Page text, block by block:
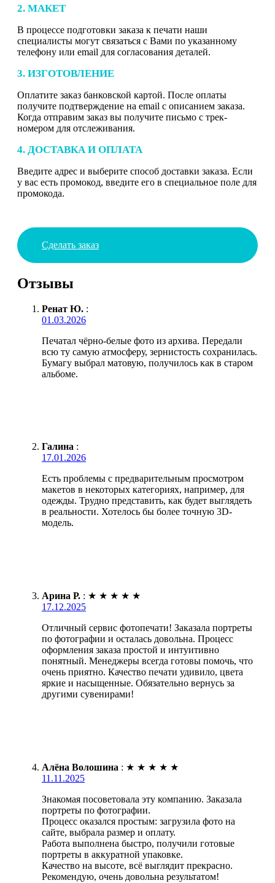
2. МАКЕТ
В процессе подготовки заказа к печати наши
специалисты могут связаться с Вами по указанному
телефону или email для согласования деталей.
3. ИЗГОТОВЛЕНИЕ
Оплатите заказ банковской картой. После оплаты
получите подтверждение на email с описанием заказа.
Когда отправим заказ вы получите письмо с трек-
номером для отслеживания.
4. ДОСТАВКА И ОПЛАТА
Введите адрес и выберите способ доставки заказа. Если
у вас есть промокод, введите его в специальное поле для
промокода.
Сделать заказ
Отзывы
Ренат Ю. :
01.03.2026
Печатал чёрно-белые фото из архива. Передали
всю ту самую атмосферу, зернистость сохранилась.
Бумагу выбрал матовую, получилось как в старом
альбоме.
Галина :
17.01.2026
Есть проблемы с предварительным просмотром
макетов в некоторых категориях, например, для
одежды. Трудно представить, как будет выглядеть
в реальности. Хотелось бы более точную 3D-
модель.
Арина Р. : ★ ★ ★ ★ ★
17.12.2025
Отличный сервис фотопечати! Заказала портреты
по фотографии и осталась довольна. Процесс
оформления заказа простой и интуитивно
понятный. Менеджеры всегда готовы помочь, что
очень приятно. Качество печати удивило, цвета
яркие и насыщенные. Обязательно вернусь за
другими сувенирами!
Алёна Волошина : ★ ★ ★ ★ ★
11.11.2025
Знакомая посоветовала эту компанию. Заказала
портреты по фотографии.
Процесс оказался простым: загрузила фото на
сайте, выбрала размер и оплату.
Работа выполнена быстро, получили готовые
портреты в аккуратной упаковке.
Качество на высоте, всё выглядит прекрасно.
Рекомендую, очень довольна результатом!